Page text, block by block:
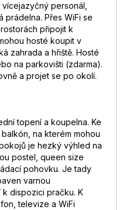
personál,
prádelna. Přes WiFi se
připojit k
hosté koupit v
zahrada a hřiště. Hosté
na parkovišti (zdarma).
a projet se po okolí.
topení a koupelna. Ke
na kterém mohou
je hezký výhled na
postel, queen size
pohovku. Je tady
varnou
k dispozici pračku. K
televize a WiFi